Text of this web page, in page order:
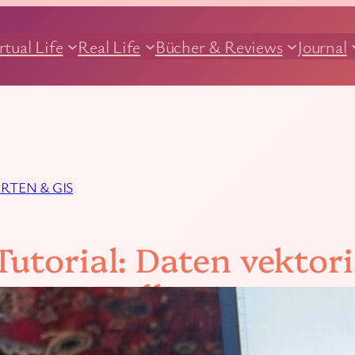
Life Real Life Bücher & Reviews Journal
& GIS
Daten
erstellen